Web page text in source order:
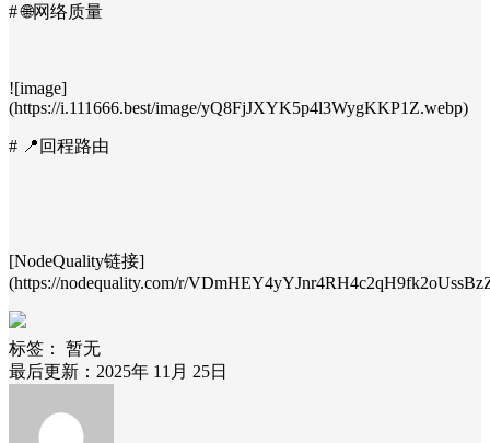
# 🌐网络质量
![image]
(https://i.111666.best/image/yQ8FjJXYK5p4l3WygKKP1Z.webp)
# 📍回程路由
[NodeQuality链接]
(https://nodequality.com/r/
标签：
暂无
最后更新：2025年 11月 25日